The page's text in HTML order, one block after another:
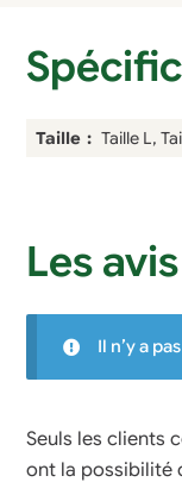
Taille Taille L,
Les
Il n’y a
Seuls les clients
ont la possibilité